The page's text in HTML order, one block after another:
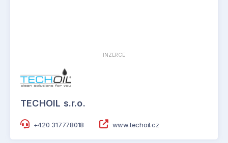
INZERCE
TECHOIL s.r.o.
+420 317778018 www.techoil.cz